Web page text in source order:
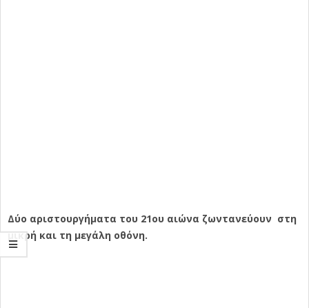
Δύο αριστουργήματα του 21ου αιώνα ζωντανεύουν στη
μικρή και τη μεγάλη οθόνη.